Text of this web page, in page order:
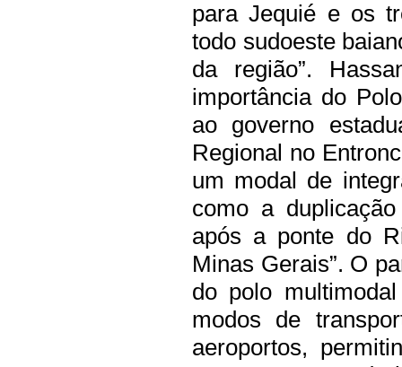
para Jequié e os
todo sudoeste
da região”.
importância do
ao governo
Regional no
um modal de
como a
após a ponte do
Minas Gerais”. O
do polo
modos de
aeroportos,